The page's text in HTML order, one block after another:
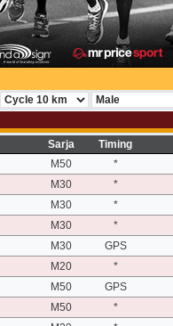
Sarja Timing
M50 *
M30 *
M30 *
M30 *
M30 GPS
M20 *
M50 GPS
M50 *